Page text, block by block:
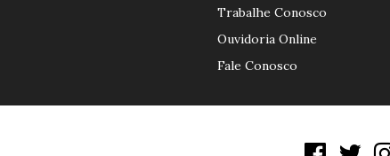
Trabalhe Conosco
Ouvidoria Online
Fale Conosco